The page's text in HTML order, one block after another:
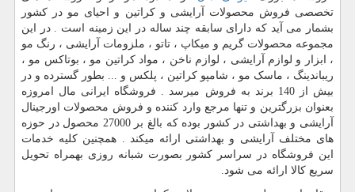
تخصصی فروش محصولات آرایشی و کراتین و احیای مو در کشور
بشمار می آید که دارای سابقه چند ساله در این زمینه است . در این
مجموعه محصولات گریم و میکاپ ، تاتو ، ملزومات آرایشی ، رنگ مو
، ابزار و لوازم آرایشی ، لوازم ناخن ، مواد کراتین مو ، بوتاکس مو ،
ریباندینگ ، ماسک مو ، شامپو کراتین ، پلکس و ... بطور گسترده و در
بیش از 140 برند به فروش میرسد . فروشگاه ایرانی مال امروزه
بعنوان بزرگترین و تنها مرجع وارد کننده و فروش محصولات اورجینال
آرایشی و بهداشتی در کشور بوده که بالغ بر 27000 محصول در حوزه
های مختلف آرایشی و بهداشتی ارائه میکند . همچنین کلیه خدمات
این فروشگاه در سراسر کشور بصورت شبانه روزی بهمراه تحویل
سریع کالا ارائه می شود.